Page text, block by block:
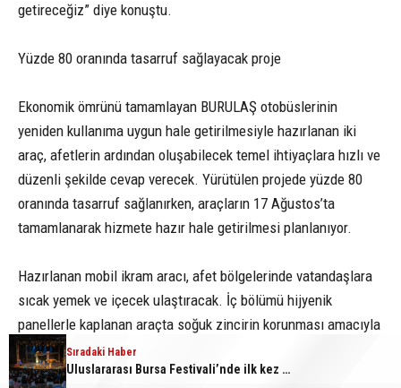
Sıradaki Haber
Büyükşehir’den afetlere hazır iki yeni mobil araç
getireceğiz” diye konuştu.
Yüzde 80 oranında tasarruf sağlayacak proje
Ekonomik ömrünü tamamlayan BURULAŞ otobüslerinin
yeniden kullanıma uygun hale getirilmesiyle hazırlanan iki
araç, afetlerin ardından oluşabilecek temel ihtiyaçlara hızlı ve
düzenli şekilde cevap verecek. Yürütülen projede yüzde 80
oranında tasarruf sağlanırken, araçların 17 Ağustos’ta
tamamlanarak hizmete hazır hale getirilmesi planlanıyor.
Hazırlanan mobil ikram aracı, afet bölgelerinde vatandaşlara
sıcak yemek ve içecek ulaştıracak. İç bölümü hijyenik
panellerle kaplanan araçta soğuk zincirin korunması amacıyla
buzdolapları bulunurken, kurulacak benmari sistemi sayesinde
dışarıda hazırlanan sıcak yemekler kontrollü ve düzenli
Sıradaki Haber
Uluslararası Bursa Festivali’nde ilk kez çocuklara kapılarını açtı